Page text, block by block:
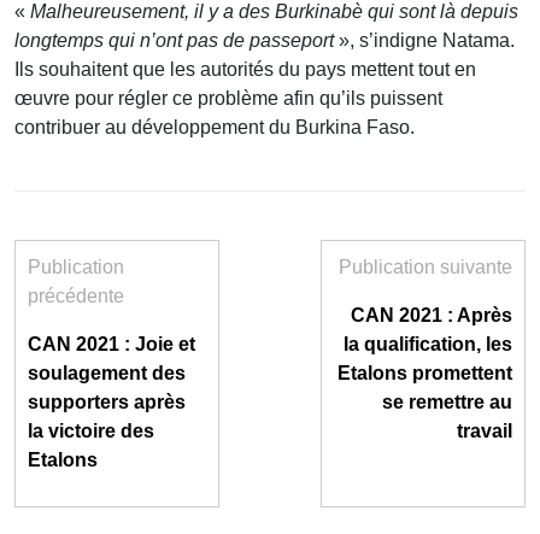
« Malheureusement, il y a des Burkinabè qui sont là depuis
longtemps qui n’ont pas de passeport», s’indigne Natama.
Ils souhaitent que les autorités du pays mettent tout en
œuvre pour régler ce problème afin qu’ils puissent
contribuer au développement du Burkina Faso.
Publication
précédente
CAN 2021 : Joie et
soulagement des
supporters après
la victoire des
Etalons
Publication suivante
CAN 2021 : Après
la qualification, les
Etalons promettent
se remettre au
travail